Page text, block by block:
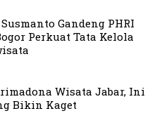
Gandeng PHRI
Perkuat Tata Kelola
Wisata Jabar, Ini
Bikin Kaget